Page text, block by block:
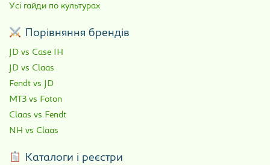
Усі гайди по культурах
Порівняння брендів
JD vs Case IH
JD vs Claas
Fendt vs JD
МТЗ vs Foton
Claas vs Fendt
NH vs Claas
Каталоги і реєстри